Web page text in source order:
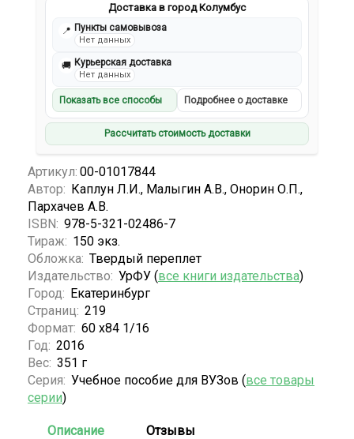
Доставка в город Колумбус
📍 Пункты самовывоза
Нет данных
🚚 Курьерская доставка
Нет данных
Показать все способы Подробнее о доставке
Рассчитать стоимость доставки
Артикул: 00-01017844
Автор: Каплун Л.И., Малыгин А.В., Онорин О.П.,
Пархачев А.В.
ISBN: 978-5-321-02486-7
Тираж: 150 экз.
Обложка: Твердый переплет
Издательство: УрФУ (все книги издательства)
Город: Екатеринбург
Страниц: 219
Формат: 60 х84 1/16
Год: 2016
Вес: 351 г
Серия: Учебное пособие для ВУЗов (все товары
серии)
Описание Отзывы